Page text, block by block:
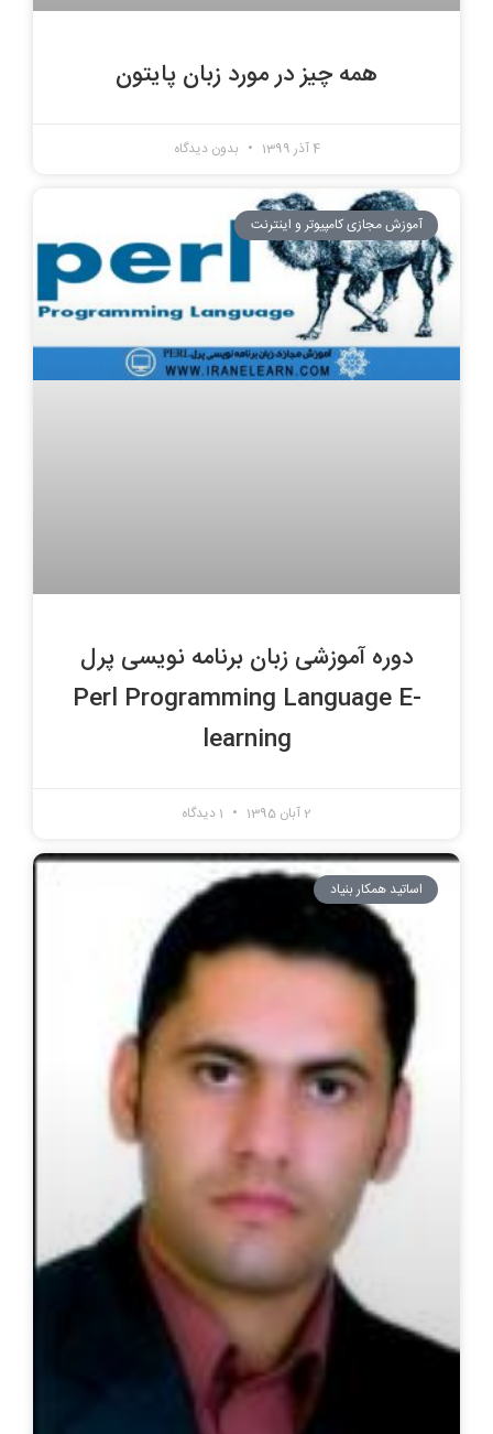
همه چیز در مورد زبان پایتون
4 آذر 1399 بدون دیدگاه
آموزش مجازی کامپیوتر و اینترنت
دوره آموزشی زبان برنامه نویسی پرل
Perl Programming Language E-
learning
2 آبان 1395
اساتید همکار بنیاد